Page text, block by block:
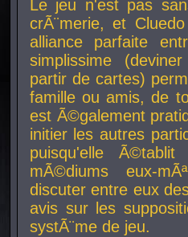
Le jeu n'est pas
crÃ¨merie, et
alliance parfaite
simplissime
partir de cartes)
famille ou amis, de
est Ã©galement
initier les autres
puisqu'elle
mÃ©diums eux-
discuter entre eux
avis sur les
systÃ¨me de jeu.